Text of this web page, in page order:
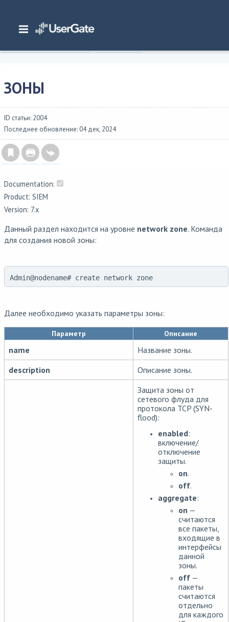
Главная/ Документация/SIEM/
UserGate SIEM 7.x Руководство администратора
ЗОНЫ
ID статьи: 2004
Последнее обновление: 04 дек, 2024
Documentation:
Product: SIEM
Version: 7.x
Данный раздел находится на уровне network zone. Команда
для создания новой зоны:
Admin@nodename# create network zone
Далее необходимо указать параметры зоны:
Параметр Описание
name
Название зоны.
description
Описание зоны.
Защита зоны от
сетевого флуда для
протокола TCP (SYN-
flood):
enabled:
включение/
отключение
защиты.
on.
off.
aggregate:
on —
считаются
все пакеты,
входящие в
интерфейсы
данной
зоны.
off —
пакеты
считаются
отдельно
для каждого